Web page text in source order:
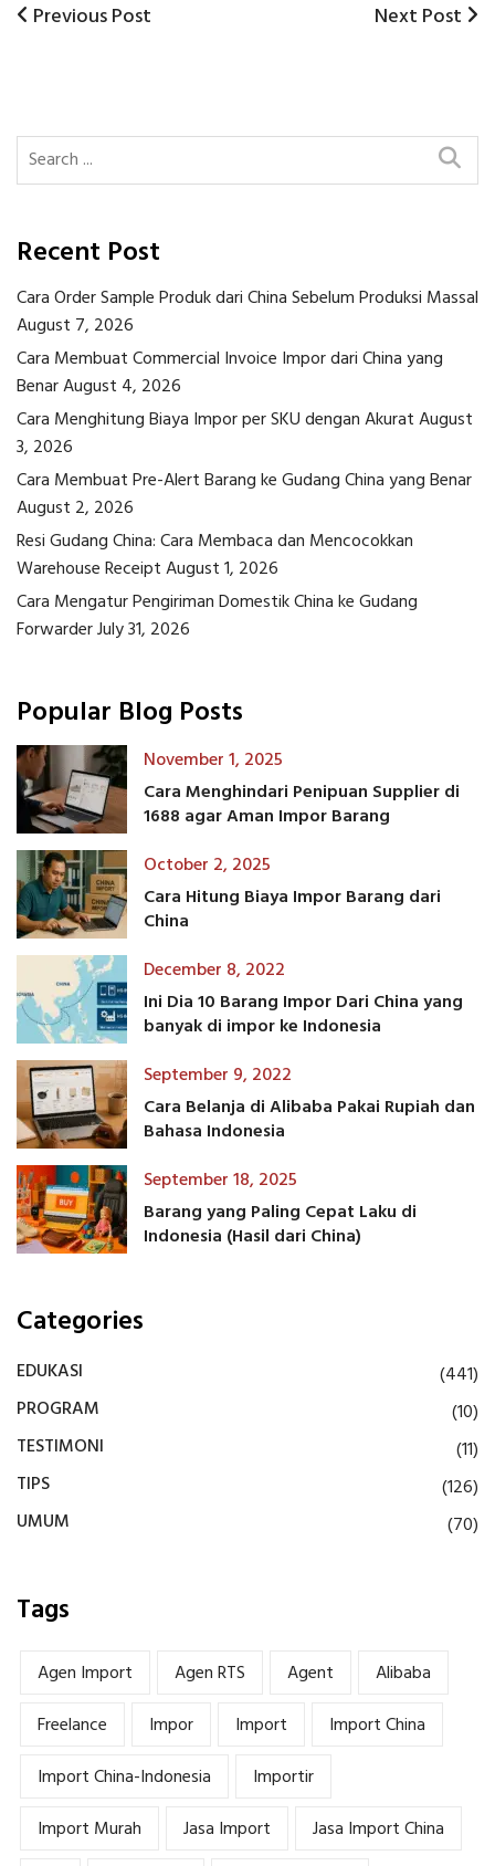
Post
Previous
Previous Post
Next
Next Post
Recent Post
Cara Order Sample Produk dari China Sebelum Produksi Massal
August 7, 2026
Cara Membuat Commercial Invoice Impor dari China yang
BenarAugust 4, 2026
Cara Menghitung Biaya Impor per SKU dengan AkuratAugust
3, 2026
Cara Membuat Pre-Alert Barang ke Gudang China yang Benar
August 2, 2026
Resi Gudang China: Cara Membaca dan Mencocokkan
Warehouse ReceiptAugust 1, 2026
Cara Mengatur Pengiriman Domestik China ke Gudang
ForwarderJuly 31, 2026
Popular Blog Posts
November 1, 2025
Cara Menghindari Penipuan Supplier di
1688 agar Aman Impor Barang
October 2, 2025
Cara Hitung Biaya Impor Barang dari
China
December 8, 2022
Ini Dia 10 Barang Impor Dari China yang
banyak di impor ke Indonesia
September 9, 2022
Cara Belanja di Alibaba Pakai Rupiah dan
Bahasa Indonesia
September 18, 2025
Barang yang Paling Cepat Laku di
Indonesia (Hasil dari China)
Categories
EDUKASI
(441)
PROGRAM
(10)
TESTIMONI
(11)
TIPS
(126)
UMUM
(70)
Tags
Agen Import Agen RTS Agent
Alibaba
Freelance
Impor Import
Import China
Import China-Indonesia
Importir
Import Murah
Jasa Import
Jasa Import China